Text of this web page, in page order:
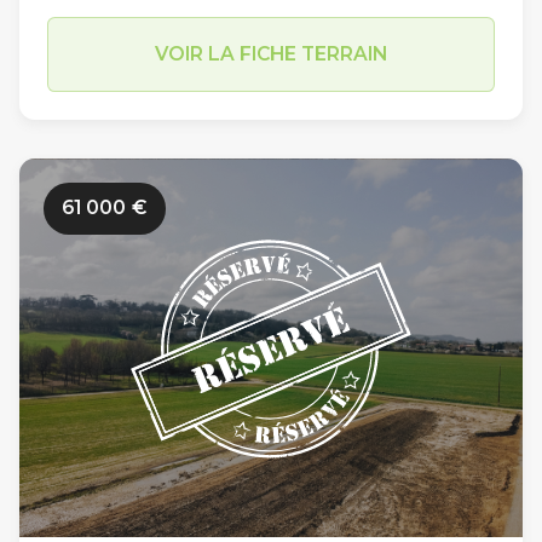
travaux de viabilisation des Jardins Romains 2
n’ont pas encore débuté. Limitrophe à la
commune du Passage et à proximité du
centre-ville d’Agen (en moins de 10 minutes en
voiture par le Pont de Pierre), sa situation
géographique est idéale sur l’agglomération
agenaise. Parmi ses autres atouts, sa proximité
immédiate avec le centre scolaire d’Estillac
(600m) et avec le collège Théophile de Viau
du Passage d’Agen (5km) en font un endroit
VOIR LA FICHE TERRAIN
61 000 €